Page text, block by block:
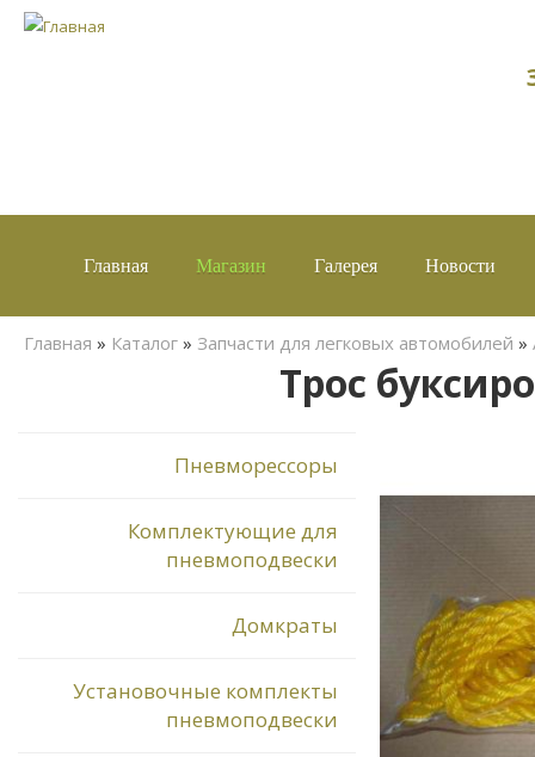
Главная Магазин Галерея Новости
Вы здесь
Главная » Каталог » Запчасти для легковых автомобилей »
Трос
Пневморессоры
Комплектующие для
пневмоподвески
Домкраты
Установочные комплекты
пневмоподвески